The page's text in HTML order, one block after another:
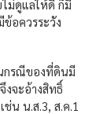
ม่ดูแลให้ดี ก็มี
อควรระวัง
กรณีของที่ดินมี
งจะอ้างสิทธิ์
น น.ส.3, ส.ค.1